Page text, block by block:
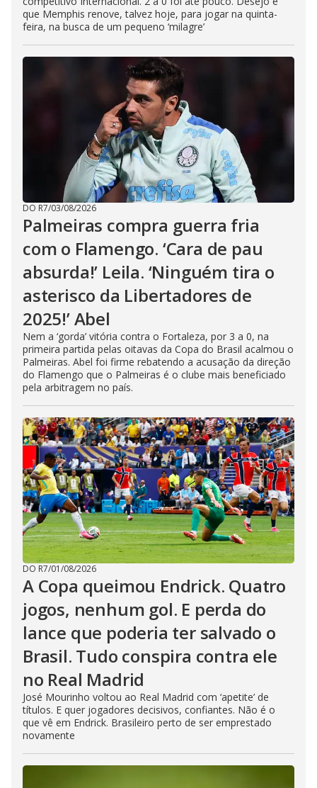
que Memphis renove, talvez hoje, para jogar na quinta-
feira, na busca de um pequeno ‘milagre’
DO R7/03/08/2026
Palmeiras compra guerra fria
com o Flamengo. ‘Cara de pau
absurda!’ Leila. ‘Ninguém tira o
asterisco da Libertadores de
2025!’ Abel
Nem a ‘gorda’ vitória contra o Fortaleza, por 3 a 0, na
primeira partida pelas oitavas da Copa do Brasil acalmou o
Palmeiras. Abel foi firme rebatendo a acusação da direção
do Flamengo que o Palmeiras é o clube mais beneficiado
pela arbitragem no país.
DO R7/01/08/2026
A Copa queimou Endrick. Quatro
jogos, nenhum gol. E perda do
lance que poderia ter salvado o
Brasil. Tudo conspira contra ele
no Real Madrid
José Mourinho voltou ao Real Madrid com ‘apetite’ de
títulos. E quer jogadores decisivos, confiantes. Não é o
que vê em Endrick. Brasileiro perto de ser emprestado
novamente